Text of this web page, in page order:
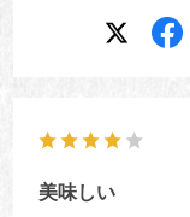
美味しい